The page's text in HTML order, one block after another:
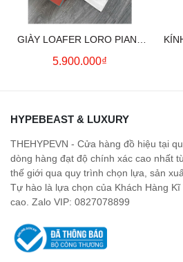
GIÀY LOAFER LORO PIANA
SUMMER CHARMS (CREAM)
5.900.000₫
HYPEBEAST & LUXURY
THEHYPEVN - Cửa hàng đồ hiệu tại
dòng hàng đạt độ chính xác cao nhất
thế giới qua quy trình chọn lựa, sản
Tự hào là lựa chọn của Khách Hàng
cao. Zalo VIP: 0827078899